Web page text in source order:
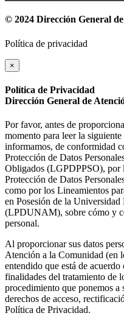
© 2024 Dirección General
Política de privacidad
×
Política de Privacidad
Dirección General de
Por favor, antes de
momento para leer la
informamos, de conformidad
Protección de Datos
Obligados (LGPDPPSO), por
Protección de Datos
como por los Lineamientos
en Posesión de la
(LPDUNAM), sobre cómo y
personal.
Al proporcionar sus datos
Atención a la Comunidad (en
entendido que está de
finalidades del tratamiento de
procedimiento que ponemos a
derechos de acceso,
Política de Privacidad.